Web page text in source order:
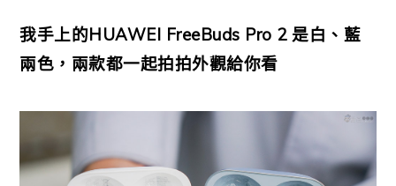
我手上的HUAWEI FreeBuds Pro 2 是白、藍
兩色，兩款都一起拍拍外觀給你看